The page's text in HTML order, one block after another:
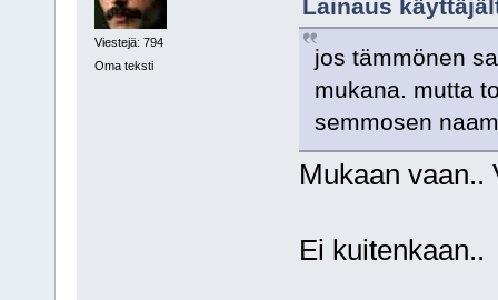
Viestejä: 794
Oma teksti
Lainaus
jos tämmönen
mukana. mutta
semmosen
Mukaan
Ei kuitenkaan..